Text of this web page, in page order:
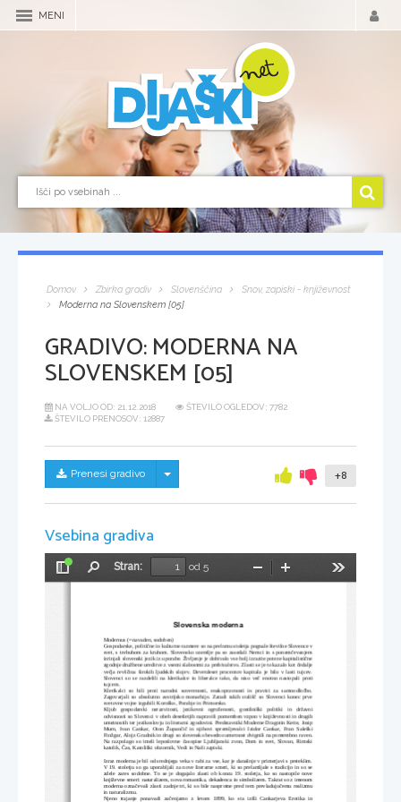
MENI
Domov Zbirka gradiv Slovenščina
Snov, zapiski - književnost
Moderna na Slovenskem [05]
GRADIVO:MODERNA NA
SLOVENSKEM [05]
NA VOLJO OD: 21.12.2018
ŠTEVILO OGLEDOV: 7782
ŠTEVILO PRENOSOV: 12887
Prenesi gradivo Skrij/prikaži meni +8
Vsebina gradiva
Preklopi
Stran:
od 5
Pomanjšaj
Slovenska moderna
Modernus (=navaden, sodoben)
Gospodarske, politične in kulturne razmere so na prelomu stoletja pognale številne Slovence v
svet, s trebuhom za kruhom. Slovensko ozemlje pa so zasedali Nemci in s ponemčevanjem
izrinjali slovenski jezik iz uporabe. Življenje je dobivalo vse bolj izrazite poteze kapitalistične
zgodnje družbene ureditve z vsemi slabostmi za prebivalstvo. Zlasti se je to kazalo kot čedalje
večja   revščina   širokih  ljudskih   slojev.   Devetdeset   procentov   kapitala   je   bilo   v   lasti   tujcev.
Slovenci   so   se   razdelili   na   klerikalce   in   liberalce   tako,   da   niso   več   enotno   nastopali   proti
tujcem.
Klerikalci   so   bili   proti   narodni   suverenosti,   enakopravnosti   in   pravici   za   samoodločbo.
Zagovarjali   so  absolutno  avstrijsko   monarhijo.   Zaradi  takih  stališč   so  Slovenci  konec   prve
svetovne vojne izgubili Koroško, Porabje in Primorsko.
Kljub   gospodarski   nerazvitosti,   jezikovni   ogroženosti,   gostilniški   politiki   in   državni
odvisnosti so Slovenci v obeh desetletjih napravili pomemben vzpon v književnosti in drugih
umetnostih ter jezikoslovju in literarni zgodovini. Predstavniki Moderne Dragotin Kette, Josip
Murn,   Ivan   Cankar,   Oton   Župančič   in   njihovi   spremljevalci   Izidor   Cankar,   Fran   Saleški
Finžgar, Alojz Gradnik in drugi so slovensko besedno umetnost dvignili na pomembno raven.
Na razpolago so imeli  leposlovne časopise Ljubljanski  zvon, Dom in svet, Slovan, Rimski
katolik, Čas, Katoliški obzornik, Vedi in Naši zapiski.
Izraz moderna je bil od srednjega veka v rabi za vse, kar je današnje v primerjavi s preteklim.
V 19. stoletju so ga uporabljali za nove literarne smeri, ki so prelamljale s tradicijo in so se
zdele   zares   sodobne.   To   se   je   dogajalo   zlasti   ob   koncu   19.   stoletja,   ko   so   nastopile   nove
književne smeri: naturalizem, nova romantika, dekadenca in simbolizem. Takrat so z imenom
moderna označevali zlasti zadnje tri, ki so bile nasprotne pred tem prevladujočemu realizmu
in naturalizmu.
Njeno   trajanje   ponavadi   začenjamo   z   letom   1899,   ko   sta   izšli   Cankarjeva   Erotika   in